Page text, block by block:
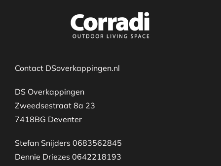
Contact DSoverkappingen.nl
DS Overkappingen
Zweedsestraat 8a 23
7418BG Deventer
Stefan Snijders 0683562845
Dennie Driezes 0642218193